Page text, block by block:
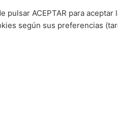
ACEPTAR para
según sus preferencias